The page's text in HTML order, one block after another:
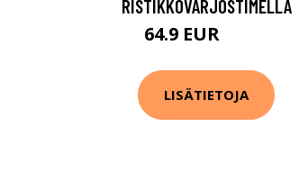
RISTIKKOVARJOSTIMELLA
64.9 EUR
LISÄTIETOJA